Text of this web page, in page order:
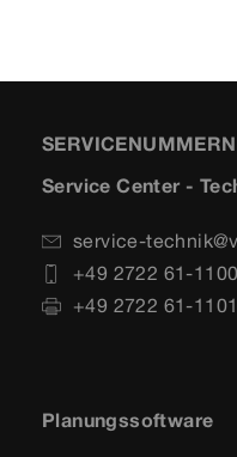
SERVICENUMMERN
Service Center -
service-
+49 2722 61-1100
+49 2722 61-1101
Planungssoftware